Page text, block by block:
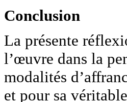
Conclusion
La présente
l’œuvre dans la
modalités
et pour sa